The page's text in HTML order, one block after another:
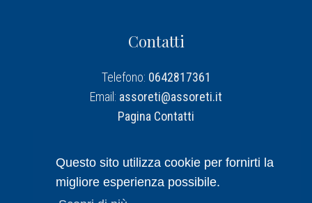
Questo sito utilizza cookie per fornirti la
migliore esperienza possibile.
Contatti
Telefono: 0642817361
Email: assoreti@assoreti.it
Pagina Contatti